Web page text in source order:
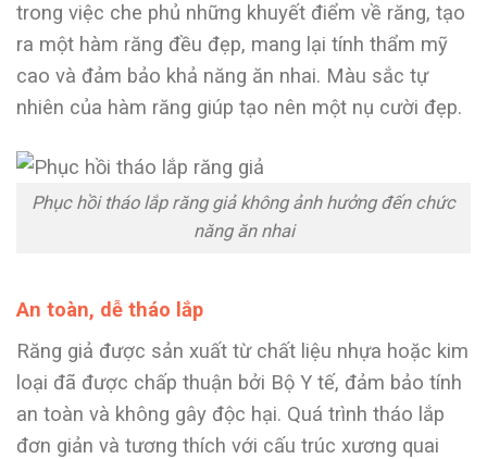
trong việc che phủ những khuyết điểm về răng, tạo
ra một hàm răng đều đẹp, mang lại tính thẩm mỹ
cao và đảm bảo khả năng ăn nhai. Màu sắc tự
nhiên của hàm răng giúp tạo nên một nụ cười đẹp.
Phục hồi tháo lắp răng giả không ảnh hưởng đến chức
năng ăn nhai
An toàn, dễ tháo lắp
Răng giả được sản xuất từ chất liệu nhựa hoặc kim
loại đã được chấp thuận bởi Bộ Y tế, đảm bảo tính
an toàn và không gây độc hại. Quá trình tháo lắp
đơn giản và tương thích với cấu trúc xương quai